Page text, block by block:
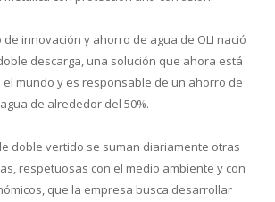
de innovación y ahorro de agua de OLI nació
descarga, una solución que ahora está
mundo y es responsable de un ahorro de
agua de alrededor del 50%.
doble vertido se suman diariamente otras
respetuosas con el medio ambiente y con
que la empresa busca desarrollar